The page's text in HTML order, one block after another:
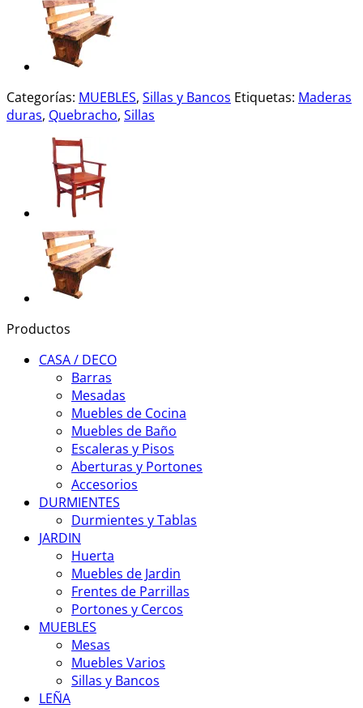
Categorías: MUEBLES, Sillas y Bancos Etiquetas: Maderas
duras, Quebracho, Sillas
Productos
CASA / DECO
Barras
Mesadas
Muebles de Cocina
Muebles de Baño
Escaleras y Pisos
Aberturas y Portones
Accesorios
DURMIENTES
Durmientes y Tablas
JARDIN
Huerta
Muebles de Jardin
Frentes de Parrillas
Portones y Cercos
MUEBLES
Mesas
Muebles Varios
Sillas y Bancos
LEÑA